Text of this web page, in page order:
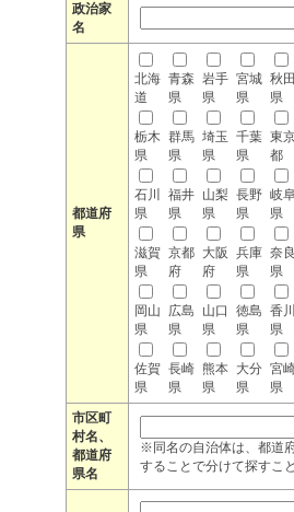
政治家
名
都道府
県
北海
道
青森
県
岩手
県
宮城
県
秋田
県
栃木
県
群馬
県
埼玉
県
千葉
県
東
都
石川
県
福井
県
山梨
県
長野
県
岐
県
滋賀
県
京都
府
大阪
府
兵庫
県
奈良
県
岡山
県
広島
県
山口
県
徳島
県
香川
県
佐賀
県
長崎
県
熊本
県
大分
県
宮
県
市区町
村名、
都道府
県名
※同名の自治体は、都道
することで分けて探すこ